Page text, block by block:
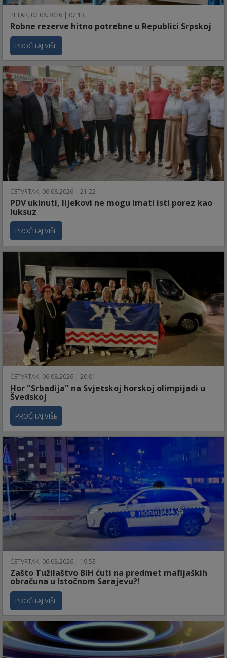
PETAK, 07.08.2026 | 07:13
Robne rezerve hitno potrebne u Republici Srpskoj
PROČITAJ VIŠE
ČETVRTAK, 06.08.2026 | 21:22
PDV ukinuti, lijekovi ne mogu imati isti porez kao
luksuz
PROČITAJ VIŠE
ČETVRTAK, 06.08.2026 | 20:01
Hor "Srbadija" na Svjetskoj horskoj olimpijadi u
Švedskoj
PROČITAJ VIŠE
ČETVRTAK, 06.08.2026 | 19:53
Zašto Tužilaštvo BiH ćuti na predmet mafijaških
obračuna u Istočnom Sarajevu?!
PROČITAJ VIŠE